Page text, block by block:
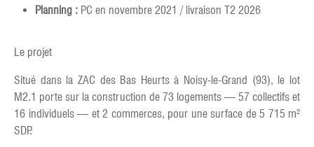
Planning : PC en novembre 2021 / livraison T2 2026
Le projet
Situé dans la ZAC des Bas Heurts à Noisy-le-Grand (93), le lot
M2.1 porte sur la construction de 73 logements — 57 collectifs et
16 individuels — et 2 commerces, pour une surface de 5 715 m²
SDP.